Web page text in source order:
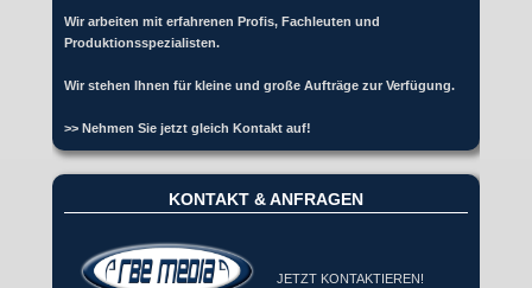
Wir arbeiten mit erfahrenen Profis, Fachleuten und
Produktionsspezialisten.
Wir stehen Ihnen für kleine und große Aufträge zur Verfügung.
>> Nehmen Sie jetzt gleich Kontakt auf!
KONTAKT & ANFRAGEN
JETZT KONTAKTIEREN!